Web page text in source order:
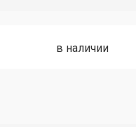
в наличии